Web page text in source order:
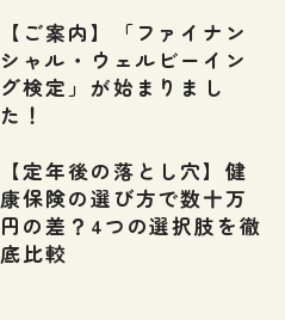
【ご案内】「ファイナン
シャル・ウェルビーイン
グ検定」が始まりまし
た！
【定年後の落とし穴】健
康保険の選び方で数十万
円の差？4つの選択肢を徹
底比較